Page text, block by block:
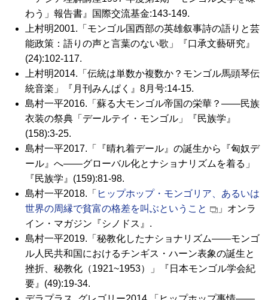
わう」報告書』国際交流基金:143-149.
上村明2001.「モンゴル国西部の英雄叙事詩の語りと芸
能政策：語りの声と言葉のない歌」『口承文藝研究』
(24):102-117.
上村明2014.「伝統は単数か複数か？モンゴル馬頭琴伝
統音楽」『月刊みんぱく』8月号:14-15.
島村一平2016.「蘇る大モンゴル帝国の栄華？――民族
衣装の祭典「デールテイ・モンゴル」『民族学』
(158):3-25.
島村一平2017.「『晴れ着デール』の誕生から『匈奴デ
ール』へ――グローバル化とナショナリズムを着る」
『民族学』(159):81-98.
島村一平2018.「 ヒップホップ・モンゴリア、あるいは
世界の周縁で貧富の格差を叫ぶということ
」オンラ
イン・マガジン『シノドス』.
島村一平2019.「秘教化したナショナリズム――モンゴ
ル人民共和国におけるチンギス・ハーン表象の誕生と
挫折、秘教化（1921~1953）」『日本モンゴル学会紀
要』(49):19-34.